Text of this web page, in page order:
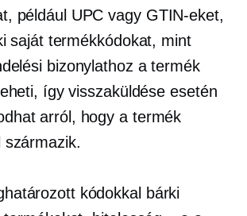
például UPC vagy GTIN-eket,
saját termékkódokat, mint
bizonylathoz a termék
így visszaküldése esetén
arról, hogy a termék
származik.
kódokkal bárki